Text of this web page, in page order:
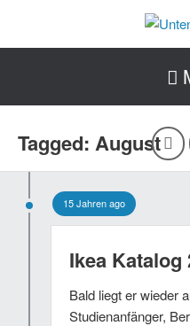
Tagged: August
15 Jahren ago
Ikea Katalog
Bald liegt er wieder
Studienanfänger,